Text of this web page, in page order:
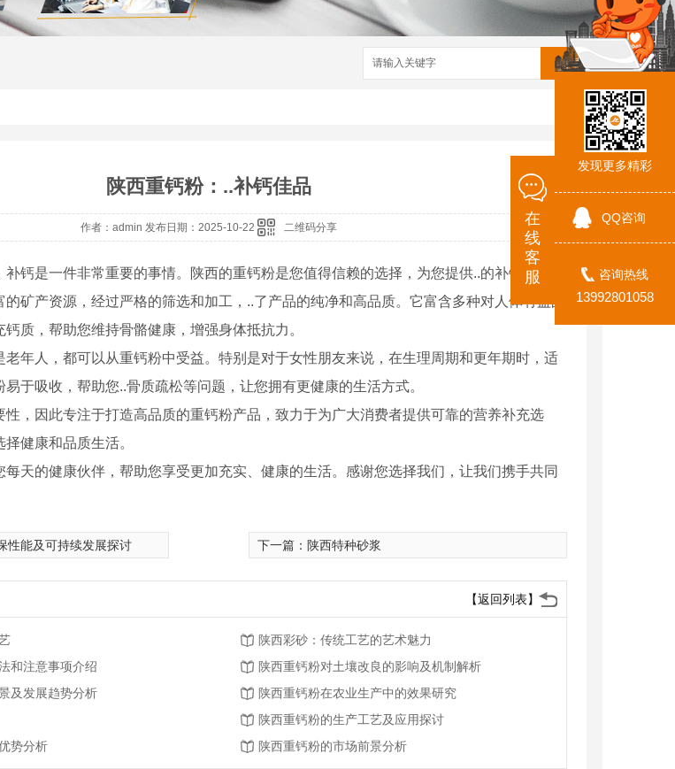
搜索
陕西重钙粉：..补钙佳品
作者：admin 发布日期：2025-10-22 二维码分享
钙是一件非常重要的事情。陕西的重钙粉是您值得信赖的选择，为您提供..的补钙体验。
矿产资源，经过严格的筛选和加工，..了产品的纯净和高品质。它富含多种对人体有益的
质，帮助您维持骨骼健康，增强身体抵抗力。
老年人，都可以从重钙粉中受益。特别是对于女性朋友来说，在生理周期和更年期时，适
于吸收，帮助您..骨质疏松等问题，让您拥有更健康的生活方式。
性，因此专注于打造高品质的重钙粉产品，致力于为广大消费者提供可靠的营养补充选
健康和品质生活。
每天的健康伙伴，帮助您享受更加充实、健康的生活。感谢您选择我们，让我们携手共同
性能及可持续发展探讨 下一篇： 陕西特种砂浆
【返回列表】
陕西彩砂：传统工艺的艺术魅力
和注意事项介绍
陕西重钙粉对土壤改良的影响及机制解析
及发展趋势分析
陕西重钙粉在农业生产中的效果研究
陕西重钙粉的生产工艺及应用探讨
势分析
陕西重钙粉的市场前景分析
发现更多精彩
QQ咨询
咨询热线
13992801058
在
线
客
服